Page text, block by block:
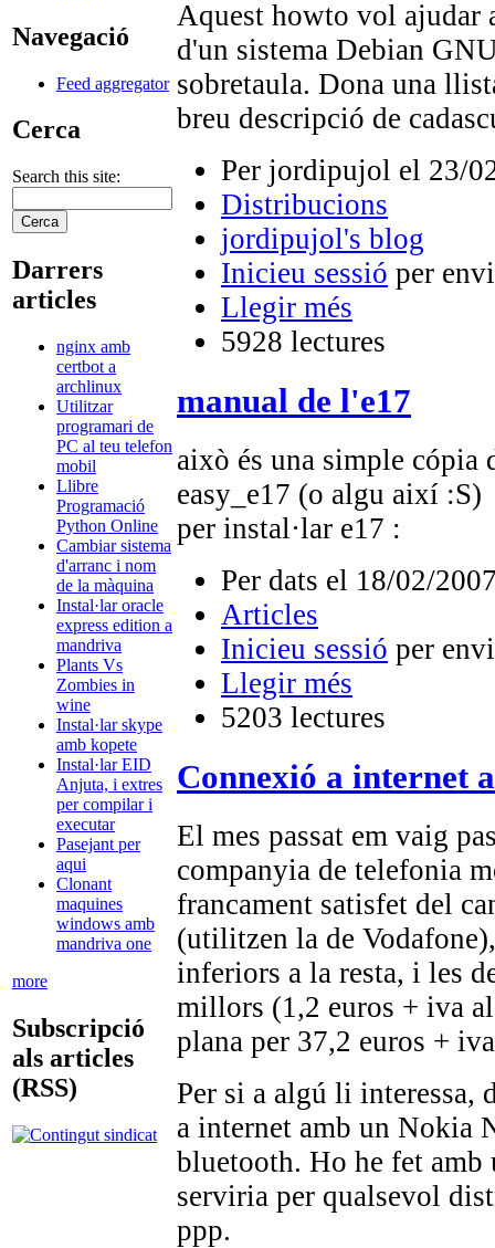
Navegació
Feed aggregator
Cerca
Search this site:
Darrers
articles
nginx amb
certbot a
archlinux
Utilitzar
programari de
PC al teu telefon
mobil
Llibre
Programació
Python Online
Cambiar sistema
d'arranc i nom
de la màquina
Instal·lar oracle
express edition a
mandriva
Plants Vs
Zombies in
wine
Instal·lar skype
amb kopete
Instal·lar EID
Anjuta, i extres
per compilar i
executar
Pasejant per
aqui
Clonant
maquines
windows amb
mandriva one
more
Subscripció
als articles
(RSS)
Aquest howto vol ajudar
d'un sistema Debian
sobretaula. Dona una
breu descripció de
Per jordipujol el 23/
Distribucions
jordipujol's blog
Inicieu sessió per
Llegir més
5928 lectures
manual de l'e17
això és una simple cópia
easy_e17 (o algu així :S)
per instal·lar e17 :
Per dats el 18/02/
Articles
Inicieu sessió per
Llegir més
5203 lectures
Connexió a internet
El mes passat em vaig
companyia de telefonia
francament satisfet del
(utilitzen la de
inferiors a la resta, i les
millors (1,2 euros + iva
plana per 37,2 euros +
Per si a algú li interessa,
a internet amb un Nokia
bluetooth. Ho he fet
serviria per qualsevol
ppp.